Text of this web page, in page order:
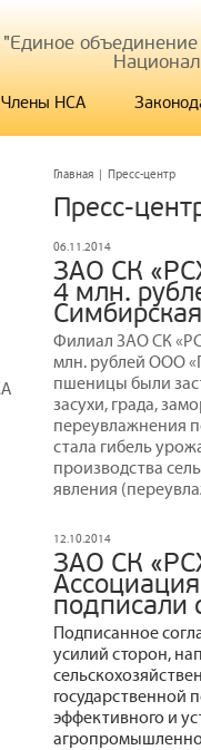
Члены НСА
Главная | Пресс-центр
Пресс-
06.11.2014
ЗАО СК
4 млн.
Филиал ЗАО СК
млн. рублей ООО
пшеницы были
засухи, града,
переувлажнения
стала гибель
производства
явления
12.10.2014
ЗАО СК
подписали
Подписанное
усилий сторон,
государственной
эффективного и